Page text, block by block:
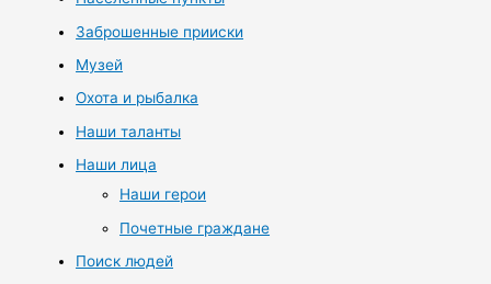
Заброшенные прииски
Музей
Охота и рыбалка
Наши таланты
Наши лица
Наши герои
Почетные граждане
Поиск людей